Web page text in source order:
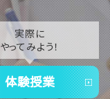
実際に
やってみよう！
体験授業